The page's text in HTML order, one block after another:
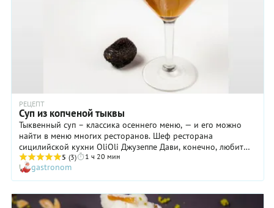
РЕЦЕПТ
Суп из копченой тыквы
Тыквенный суп – классика осеннего меню, — и его можно
найти в меню многих ресторанов. Шеф ресторана
сицилийской кухни OliOli Джузеппе Дави, конечно, любит
классику, но предпочитает трактовать ее по своему: в
данном случае суп-пюре подается в коктейльном бокале.
Употреблять его нужно не ложкой, как это принято, а
смаковать прямо из бокала как аперитив.
5 (3) 1 ч 20 мин
gastronom